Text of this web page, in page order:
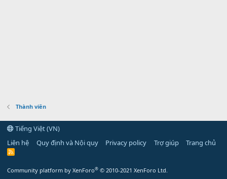
Thành viên
Tiếng Việt (VN)
Liên hệ
Quy định và Nội quy Privacy policy Trợ giúp Trang chủ
R
Community platform by XenForo® © 2010-2021 XenForo Ltd.